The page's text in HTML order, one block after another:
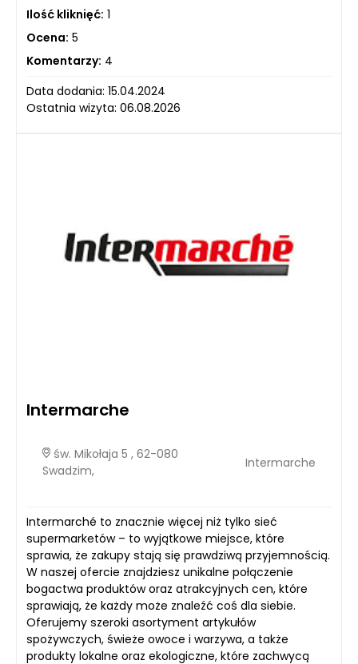
Ilość kliknięć: 1
Ocena: 5
Komentarzy: 4
Data dodania: 15.04.2024
Ostatnia wizyta: 06.08.2026
Intermarche
św. Mikołaja 5 , 62-080
Swadzim,
Intermarche
Intermarché to znacznie więcej niż tylko sieć
supermarketów – to wyjątkowe miejsce, które
sprawia, że zakupy stają się prawdziwą przyjemnością.
W naszej ofercie znajdziesz unikalne połączenie
bogactwa produktów oraz atrakcyjnych cen, które
sprawiają, że każdy może znaleźć coś dla siebie.
Oferujemy szeroki asortyment artykułów
spożywczych, świeże owoce i warzywa, a także
produkty lokalne oraz ekologiczne, które zachwycą